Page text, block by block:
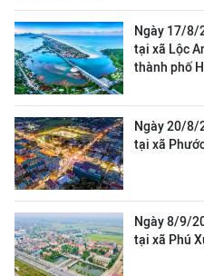
Ngày 17/8/
tại xã Lộc
thành phố
Ngày 20/8/
tại xã
Ngày 8/9/
tại xã Phú